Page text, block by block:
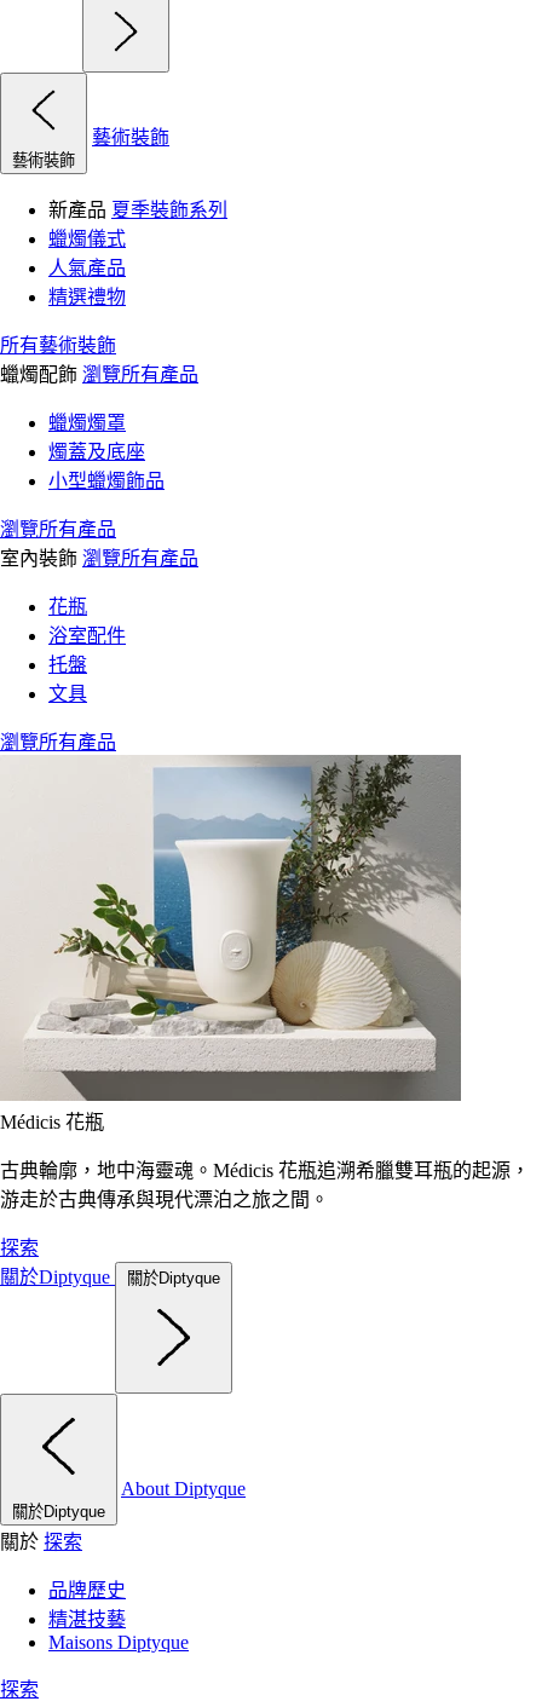
藝術裝飾
藝術裝飾
新產品 夏季裝飾系列
蠟燭儀式
人氣產品
精選禮物
所有藝術裝飾
蠟燭配飾 瀏覽所有產品
蠟燭燭罩
燭蓋及底座
小型蠟燭飾品
瀏覽所有產品
室內裝飾 瀏覽所有產品
花瓶
浴室配件
托盤
文具
瀏覽所有產品
Médicis 花瓶
古典輪廓，地中海靈魂。Médicis 花瓶追溯希臘雙耳瓶的起源，
游走於古典傳承與現代漂泊之旅之間。
探索
關於Diptyque
關於Diptyque
關於Diptyque
About Diptyque
關於 探索
品牌歷史
精湛技藝
Maisons Diptyque
探索